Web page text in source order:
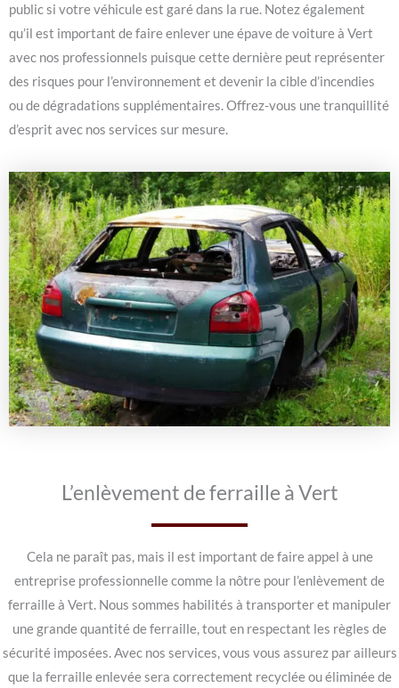
public si votre véhicule est garé dans la rue. Notez également
qu’il est important de faire enlever une épave de voiture à Vert
avec nos professionnels puisque cette dernière peut représenter
des risques pour l’environnement et devenir la cible d’incendies
ou de dégradations supplémentaires. Offrez-vous une tranquillité
d’esprit avec nos services sur mesure.
L’enlèvement de ferraille à Vert
Cela ne paraît pas, mais il est important de faire appel à une
entreprise professionnelle comme la nôtre pour l’enlèvement de
ferraille à Vert. Nous sommes habilités à transporter et manipuler
une grande quantité de ferraille, tout en respectant les règles de
sécurité imposées. Avec nos services, vous vous assurez par ailleurs
que la ferraille enlevée sera correctement recyclée ou éliminée de